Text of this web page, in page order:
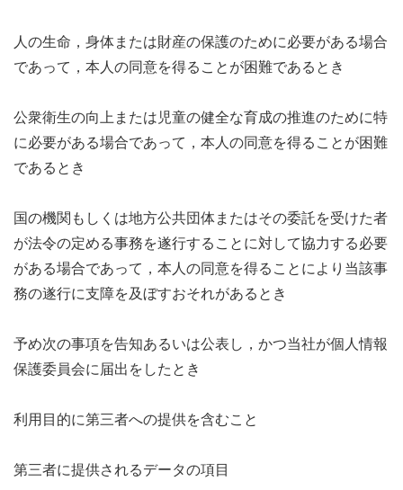
人の生命，身体または財産の保護のために必要がある場合
であって，本人の同意を得ることが困難であるとき
公衆衛生の向上または児童の健全な育成の推進のために特
に必要がある場合であって，本人の同意を得ることが困難
であるとき
国の機関もしくは地方公共団体またはその委託を受けた者
が法令の定める事務を遂行することに対して協力する必要
がある場合であって，本人の同意を得ることにより当該事
務の遂行に支障を及ぼすおそれがあるとき
予め次の事項を告知あるいは公表し，かつ当社が個人情報
保護委員会に届出をしたとき
利用目的に第三者への提供を含むこと
第三者に提供されるデータの項目